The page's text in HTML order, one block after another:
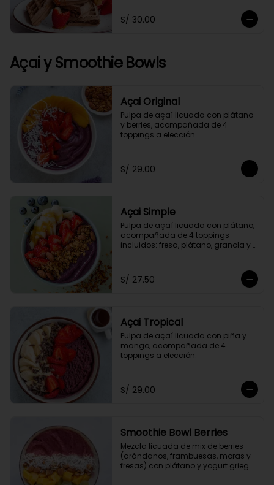
S/ 30.00
Açai y Smoothie Bowls
Açai Original
Pulpa de açaí licuada con plátano
y berries, acompañada de 4
toppings a elección.
S/ 29.00
Açai Simple
Pulpa de açaí licuada con plátano,
acompañada de 4 toppings
incluidos: fresa, plátano, granola y
S/ 27.50
Açai Tropical
Pulpa de açaí licuada con piña y
mango, acompañada de 4
toppings a elección.
S/ 29.00
Smoothie Bowl Berries
Mezcla licuada de mix de berries
(arándanos, frambuesas, moras y
fresas) con plátano y yogurt griego